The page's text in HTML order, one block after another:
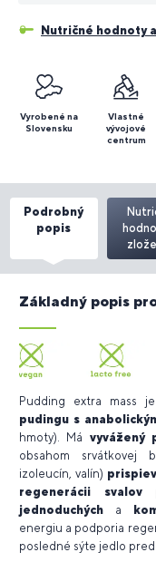
Nutričné hodnoty
Vyrobené na
Slovensku
Vlastné
vývojové
centrum
Podrobný
popis
Základný popis
Pudding extra mass
pudingu s
hmoty). Má vyvážený
obsahom srvátkovej
izoleucín, valín)
regenerácii svalov
jednoduchých a
energiu a podporia
posledné sýte jedlo